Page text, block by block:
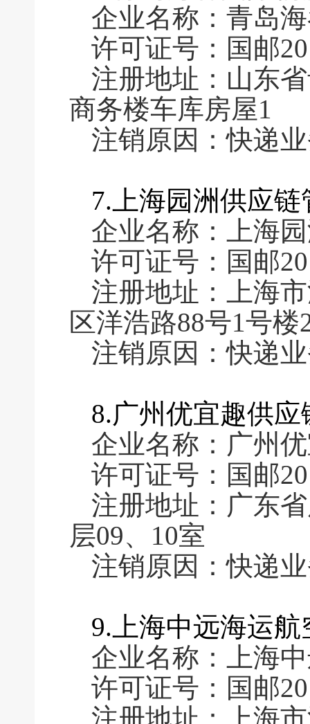
企业名称：青岛
许可证号：国邮
注册地址：山东
商务楼车库房屋1
注销原因：快递
7.上海园洲供应
企业名称：上海
许可证号：国邮
注册地址：上海
区洋浩路88号1号楼
注销原因：快递
8.广州优宜趣供
企业名称：广州
许可证号：国邮
注册地址：广东
层09、10室
注销原因：快递
9.上海中远海运
企业名称：上海
许可证号：国邮